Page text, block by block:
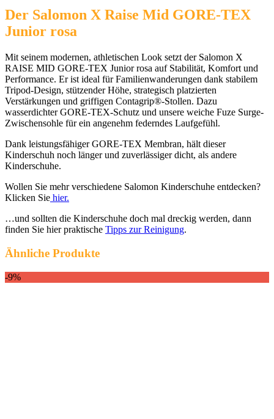
Der Salomon X Raise Mid GORE-TEX
Junior rosa
Mit seinem modernen, athletischen Look setzt der Salomon X
RAISE MID GORE-TEX Junior rosa auf Stabilität, Komfort und
Performance. Er ist ideal für Familienwanderungen dank stabilem
Tripod-Design, stützender Höhe, strategisch platzierten
Verstärkungen und griffigen Contagrip®-Stollen. Dazu
wasserdichter GORE-TEX-Schutz und unsere weiche Fuze Surge-
Zwischensohle für ein angenehm federndes Laufgefühl.
Dank leistungsfähiger GORE-TEX Membran, hält dieser
Kinderschuh noch länger und zuverlässiger dicht, als andere
Kinderschuhe.
Wollen Sie mehr verschiedene Salomon Kinderschuhe entdecken?
Klicken Sie hier.
…und sollten die Kinderschuhe doch mal dreckig werden, dann
finden Sie hier praktische Tipps zur Reinigung.
Ähnliche Produkte
-9%